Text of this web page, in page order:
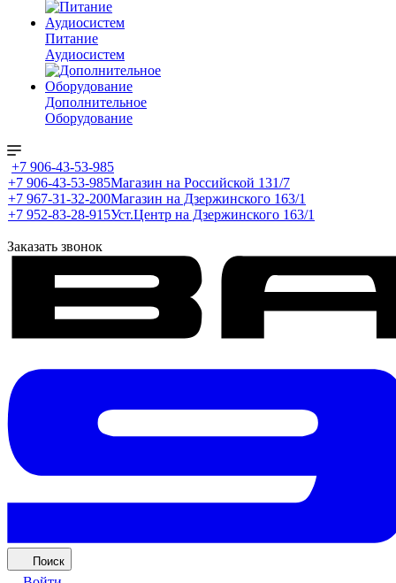
Питание
Аудиосистем
Дополнительное
Оборудование
+7 906-43-53-985
+7 906-43-53-985Магазин на Российской 131/7
+7 967-31-32-200Магазин на Дзержинского 163/1
+7 952-83-28-915Уст.Центр на Дзержинского 163/1
Заказать звонок
Поиск